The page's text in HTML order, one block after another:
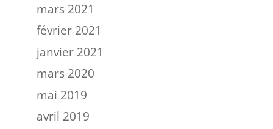
mars 2021
février 2021
janvier 2021
mars 2020
mai 2019
avril 2019